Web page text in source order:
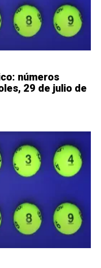
números
29 de julio de